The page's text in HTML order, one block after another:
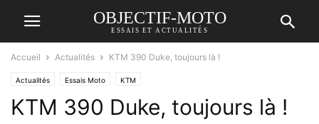
OBJECTIF-MOTO
ESSAIS ET ACTUALITÉS
Accueil Actualités KTM 390 Duke, toujours là !
Actualités Essais Moto KTM
KTM 390 Duke, toujours là !